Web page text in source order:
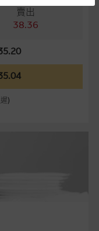
賣出
38.36
)
個人風險
源，且均以真誠提
團不會，亦沒有義
失實之地方。網站內
除，而毋須作出通
設及參數並非唯一
證任何所示的指示
來表現。網站內容
以真誠提供，然
在任何用途上均完
律及/或法規所規